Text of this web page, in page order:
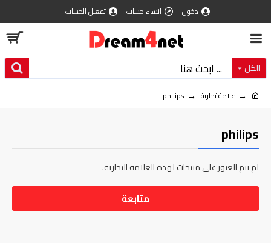
دخول انشاء حساب تفعيل الحساب
الكل
علامة تجارية philips
philips
لم يتم العثور على منتجات لهذه العلامة التجارية.
متابعة